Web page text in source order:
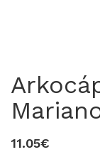
11.05€